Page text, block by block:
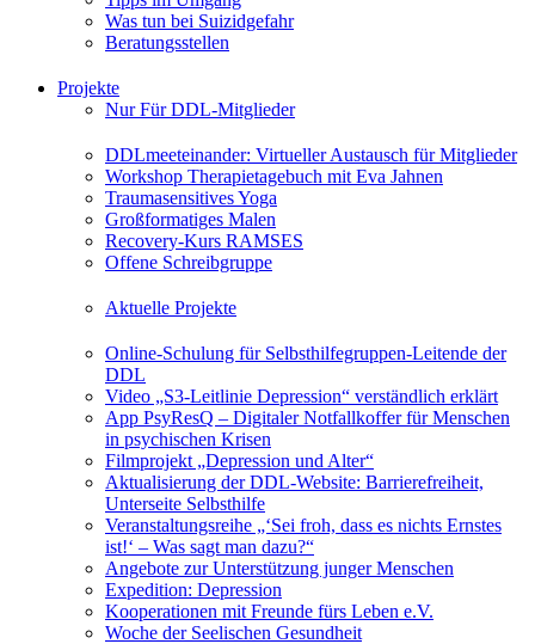
Was tun bei Suizidgefahr
Beratungsstellen
Projekte
Nur Für DDL-Mitglieder
DDLmeeteinander: Virtueller Austausch für Mitglieder
Workshop Therapietagebuch mit Eva Jahnen
Traumasensitives Yoga
Großformatiges Malen
Recovery-Kurs RAMSES
Offene Schreibgruppe
Aktuelle Projekte
Online-Schulung für Selbsthilfegruppen-Leitende der
DDL
Video „S3-Leitlinie Depression“ verständlich erklärt
App PsyResQ – Digitaler Notfallkoffer für Menschen
in psychischen Krisen
Filmprojekt „Depression und Alter“
Aktualisierung der DDL-Website: Barrierefreiheit,
Unterseite Selbsthilfe
Veranstaltungsreihe „‘Sei froh, dass es nichts Ernstes
ist!‘ – Was sagt man dazu?“
Angebote zur Unterstützung junger Menschen
Expedition: Depression
Kooperationen mit Freunde fürs Leben e.V.
Woche der Seelischen Gesundheit